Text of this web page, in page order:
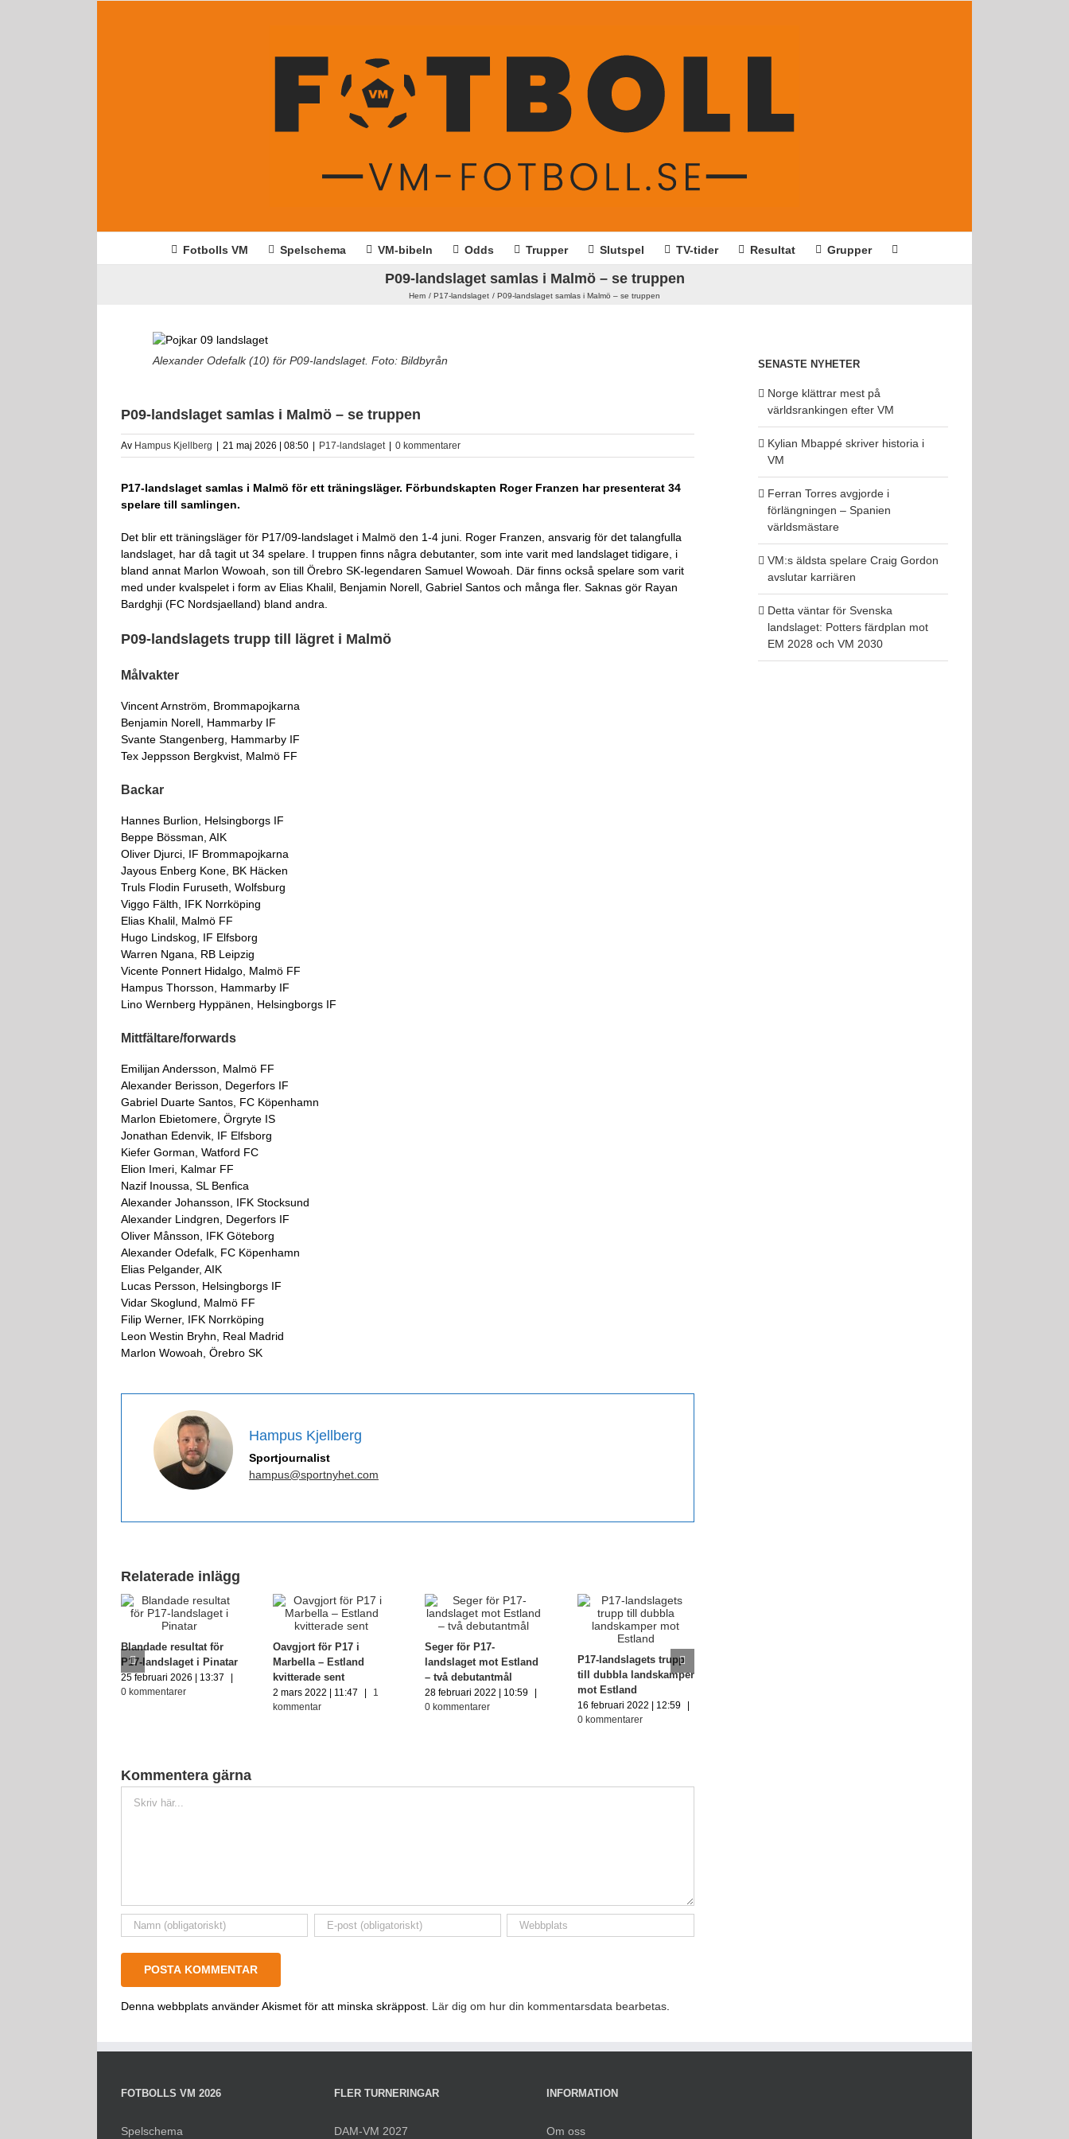
Fotbolls VM Spelschema VM-bibeln Odds Trupper Slutspel TV-tider Resultat Grupper
P09-landslaget samlas i Malmö – se truppen
Hem P17-landslaget P09-landslaget samlas i Malmö – se truppen
Alexander Odefalk (10) för P09-landslaget. Foto: Bildbyrån
P09-landslaget samlas i Malmö – se truppen
Av Hampus Kjellberg 21 maj 2026 | 08:50 P17-landslaget 0 kommentarer
P17-landslaget samlas i Malmö för ett träningsläger. Förbundskapten Roger Franzen har presenterat 34
spelare till samlingen.
Det blir ett träningsläger för P17/09-landslaget i Malmö den 1-4 juni. Roger Franzen, ansvarig för det talangfulla
landslaget, har då tagit ut 34 spelare. I truppen finns några debutanter, som inte varit med landslaget tidigare, i
bland annat Marlon Wowoah, son till Örebro SK-legendaren Samuel Wowoah. Där finns också spelare som varit
med under kvalspelet i form av Elias Khalil, Benjamin Norell, Gabriel Santos och många fler. Saknas gör Rayan
Bardghji (FC Nordsjaelland) bland andra.
P09-landslagets trupp till lägret i Malmö
Målvakter
Vincent Arnström, Brommapojkarna
Benjamin Norell, Hammarby IF
Svante Stangenberg, Hammarby IF
Tex Jeppsson Bergkvist, Malmö FF
Backar
Hannes Burlion, Helsingborgs IF
Beppe Bössman, AIK
Oliver Djurci, IF Brommapojkarna
Jayous Enberg Kone, BK Häcken
Truls Flodin Furuseth, Wolfsburg
Viggo Fälth, IFK Norrköping
Elias Khalil, Malmö FF
Hugo Lindskog, IF Elfsborg
Warren Ngana, RB Leipzig
Vicente Ponnert Hidalgo, Malmö FF
Hampus Thorsson, Hammarby IF
Lino Wernberg Hyppänen, Helsingborgs IF
Mittfältare/forwards
Emilijan Andersson, Malmö FF
Alexander Berisson, Degerfors IF
Gabriel Duarte Santos, FC Köpenhamn
Marlon Ebietomere, Örgryte IS
Jonathan Edenvik, IF Elfsborg
Kiefer Gorman, Watford FC
Elion Imeri, Kalmar FF
Nazif Inoussa, SL Benfica
Alexander Johansson, IFK Stocksund
Alexander Lindgren, Degerfors IF
Oliver Månsson, IFK Göteborg
Alexander Odefalk, FC Köpenhamn
Elias Pelgander, AIK
Lucas Persson, Helsingborgs IF
Vidar Skoglund, Malmö FF
Filip Werner, IFK Norrköping
Leon Westin Bryhn, Real Madrid
Marlon Wowoah, Örebro SK
Hampus Kjellberg
Sportjournalist
hampus@sportnyhet.com
Relaterade inlägg
Blandade resultat för
P17-landslaget i Pinatar
25 februari 2026 | 13:37
0 kommentarer
Oavgjort för P17 i
Marbella – Estland
kvitterade sent
2 mars 2022 | 11:47
1
kommentar
Seger för P17-
landslaget mot Estland
– två debutantmål
28 februari 2022 | 10:59
0 kommentarer
P17-landslagets trupp
till dubbla landskamper
mot Estland
16 februari 2022 | 12:59
0 kommentarer
Kommentera gärna
Denna webbplats använder Akismet för att minska skräppost. Lär dig om hur din kommentarsdata bearbetas.
SENASTE NYHETER
Norge klättrar mest på
världsrankingen efter VM
Kylian Mbappé skriver historia i
VM
Ferran Torres avgjorde i
förlängningen – Spanien
världsmästare
VM:s äldsta spelare Craig Gordon
avslutar karriären
Detta väntar för Svenska
landslaget: Potters färdplan mot
EM 2028 och VM 2030
FOTBOLLS VM 2026
Spelschema
FLER TURNERINGAR
DAM-VM 2027
INFORMATION
Om oss